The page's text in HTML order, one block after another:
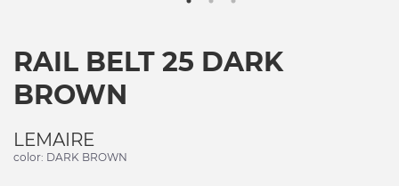
RAIL BELT 25 DARK
BROWN
LEMAIRE
color: DARK BROWN